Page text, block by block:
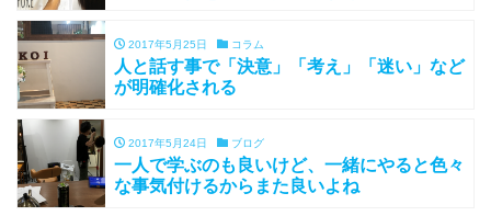
2017年5月25日 コラム
人と話す事で「決意」「考え」「迷い」など
が明確化される
2017年5月24日 ブログ
一人で学ぶのも良いけど、一緒にやると色々
な事気付けるからまた良いよね